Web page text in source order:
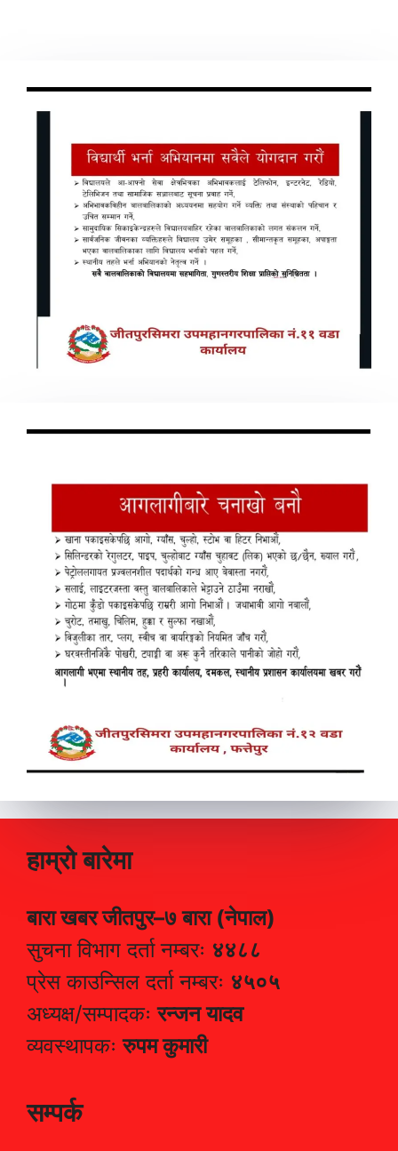
हाम्रो बारेमा
बारा खबर जीतपुर–७ बारा (नेपाल)
सुचना विभाग दर्ता नम्बरः ४४८८
प्रेस काउन्सिल दर्ता नम्बरः ४५०५
अध्यक्ष/सम्पादकःरन्जन यादव
व्यवस्थापकःरुपम कुमारी
सम्पर्क